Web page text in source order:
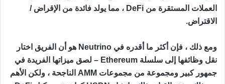
العملات المستقرة من DeFi ، مما يولد فائدة من الإقراض /
الاقتراض.
ومع ذلك ، فإن أكثر ما أقدره في Neutrino هو أن الفريق اختار
نقل وظائفها إلى سلسلة Ethereum – لصق ميزاتها الفريدة في
جمهور كبير ومجموعة من مجموعات AMM الناجحة ، ولكن الأهم